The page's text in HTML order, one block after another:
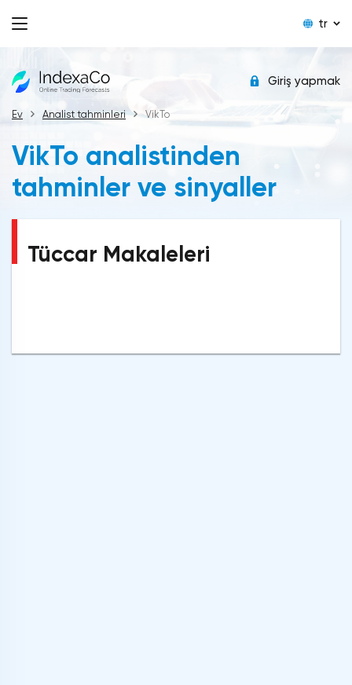
tr
Giriş yapmak
Ev Analist tahminleri VikTo
VikTo analistinden
tahminler ve sinyaller
Tüccar Makaleleri